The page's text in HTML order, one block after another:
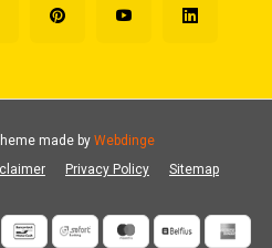
Privacy Policy Sitemap
made byWebdinge